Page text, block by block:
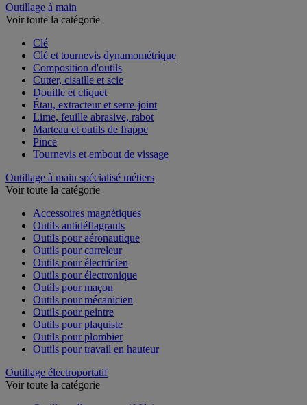
Outillage à main
Voir toute la catégorie
Clé
Clé et tournevis dynamométrique
Composition d'outils
Cutter, cisaille et scie
Douille et cliquet
Étau, extracteur et serre-joint
Lime, feuille abrasive, rabot
Marteau et outils de frappe
Pince
Tournevis et embout de vissage
Outillage à main spécialisé métiers
Voir toute la catégorie
Accessoires magnétiques
Outils antidéflagrants
Outils pour aéronautique
Outils pour carreleur
Outils pour électricien
Outils pour électronique
Outils pour maçon
Outils pour mécanicien
Outils pour peintre
Outils pour plaquiste
Outils pour plombier
Outils pour travail en hauteur
Outillage électroportatif
Voir toute la catégorie